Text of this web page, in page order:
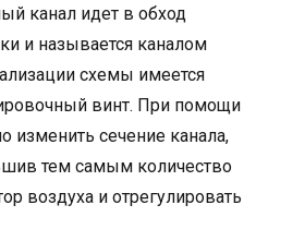
канал идет в обход
и называется каналом
схемы имеется
винт. При помощи
изменить сечение канала,
тем самым количество
воздуха и отрегулировать